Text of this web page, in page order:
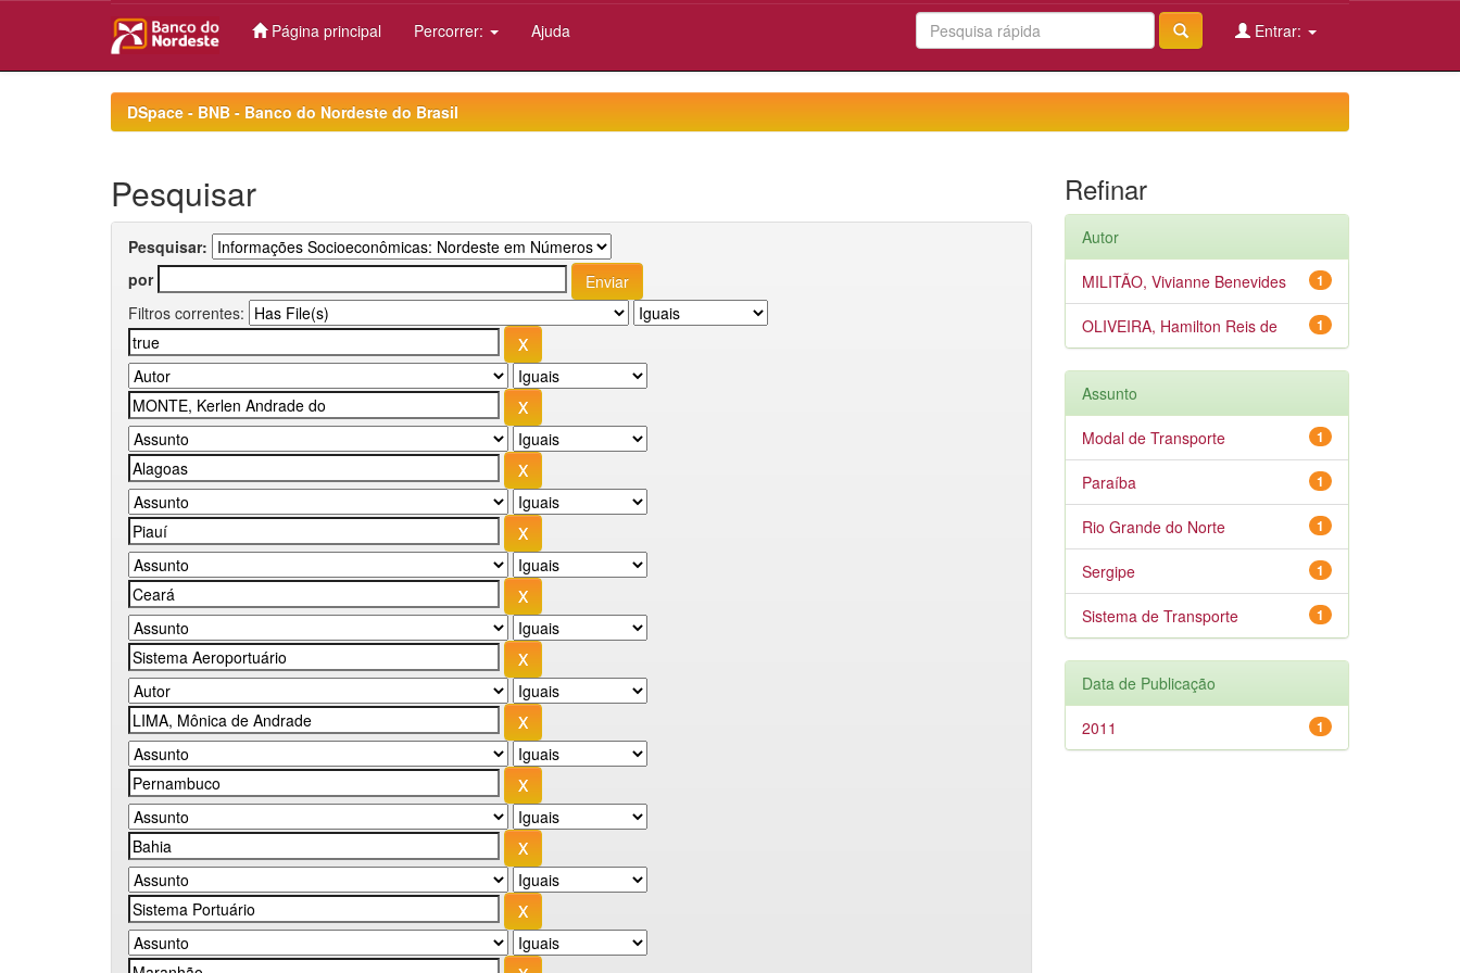
Página principal Percorrer: Ajuda Entrar:
DSpace - BNB - Banco do Nordeste do Brasil
Pesquisar
Pesquisar:
por
Filtros correntes:
Refinar
Autor
1
MILITÃO, Vivianne Benevides
1
OLIVEIRA, Hamilton Reis de
Assunto
1
Modal de Transporte
1
Paraíba
1
Rio Grande do Norte
1
Sergipe
1
Sistema de Transporte
Data de Publicação
1
2011